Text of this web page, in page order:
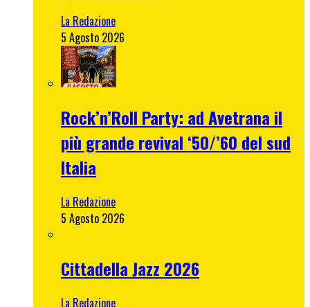
La Redazione
5 Agosto 2026
Rock’n’Roll Party: ad Avetrana il
più grande revival ‘50/’60 del sud
Italia
La Redazione
5 Agosto 2026
Cittadella Jazz 2026
La Redazione